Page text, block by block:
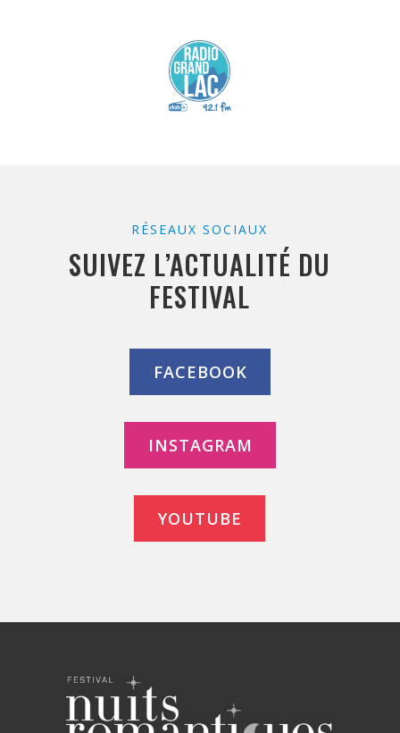
RÉSEAUX SOCIAUX
SUIVEZ L’ACTUALITÉ DU
FESTIVAL
FACEBOOK
INSTAGRAM
YOUTUBE